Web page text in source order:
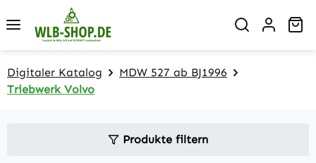
Zum Hauptinhalt springen
Digitaler Katalog
MDW 527 ab BJ1996
Triebwerk Volvo
Produkte filtern